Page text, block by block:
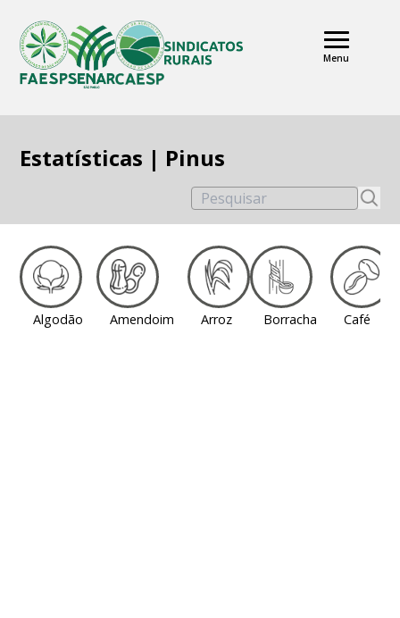
Menu
Estatísticas | Pinus
Algodão Amendoim Arroz Borracha Café